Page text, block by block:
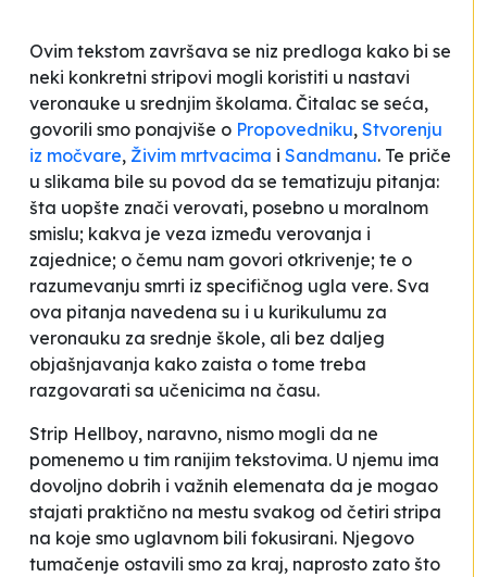
Ovim tekstom završava se niz predloga kako bi se
neki konkretni stripovi mogli koristiti u nastavi
veronauke u srednjim školama. Čitalac se seća,
govorili smo ponajviše o Propovedniku, Stvorenju
iz močvare, Živim mrtvacima i Sandmanu. Te priče
u slikama bile su povod da se tematizuju pitanja:
šta uopšte znači verovati, posebno u moralnom
smislu; kakva je veza između verovanja i
zajednice; o čemu nam govori otkrivenje; te o
razumevanju smrti iz specifičnog ugla vere. Sva
ova pitanja navedena su i u kurikulumu za
veronauku za srednje škole, ali bez daljeg
objašnjavanja kako zaista o tome treba
razgovarati sa učenicima na času.
Strip Hellboy, naravno, nismo mogli da ne
pomenemo u tim ranijim tekstovima. U njemu ima
dovoljno dobrih i važnih elemenata da je mogao
stajati praktično na mestu svakog od četiri stripa
na koje smo uglavnom bili fokusirani. Njegovo
tumačenje ostavili smo za kraj, naprosto zato što